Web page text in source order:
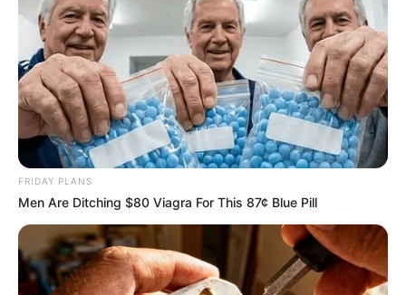
Stop Waiting In Line: The 87¢ Generic Viagra Is
Actually "Self-Serve" In Aisle 7
FRIDAY PLANS
FRIDAY PLANS
Men Are Ditching $80 Viagra For This 87¢ Blue Pill